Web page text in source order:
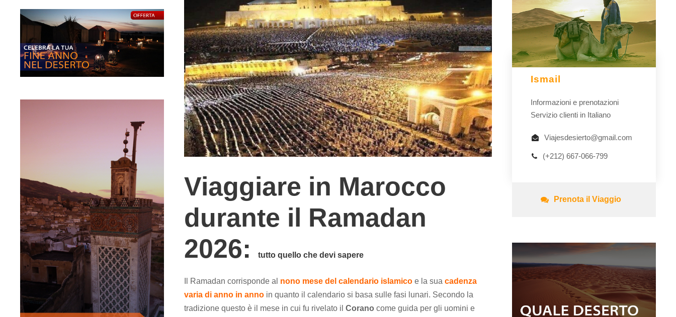
Viaggiare in Marocco
durante il Ramadan
2026:
tutto quello che devi sapere
Il Ramadan corrisponde al nono mese del calendario islamico e la sua cadenza
varia di anno in anno in quanto il calendario si basa sulle fasi lunari. Secondo la
tradizione questo è il mese in cui fu rivelato il Corano come guida per gli uomini e
Ismail
Informazioni e prenotazioni
Servizio clienti in Italiano
Viajesdesierto@gmail.com
(+212) 667-066-799
Prenota il Viaggio